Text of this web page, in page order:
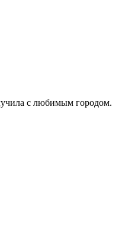
с любимым городом.